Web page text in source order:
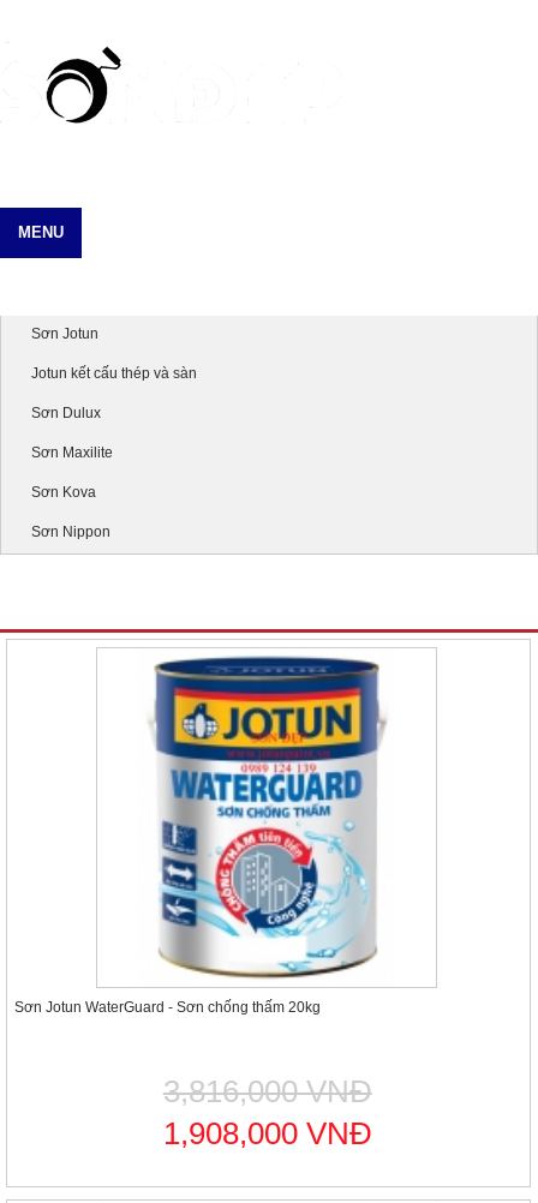
MENU
Sơn Jotun
Jotun kết cấu thép và sàn
Sơn Dulux
Sơn Maxilite
Sơn Kova
Sơn Nippon
Sơn Jotun WaterGuard - Sơn chống thấm 20kg
3,816,000 VNĐ
1,908,000 VNĐ